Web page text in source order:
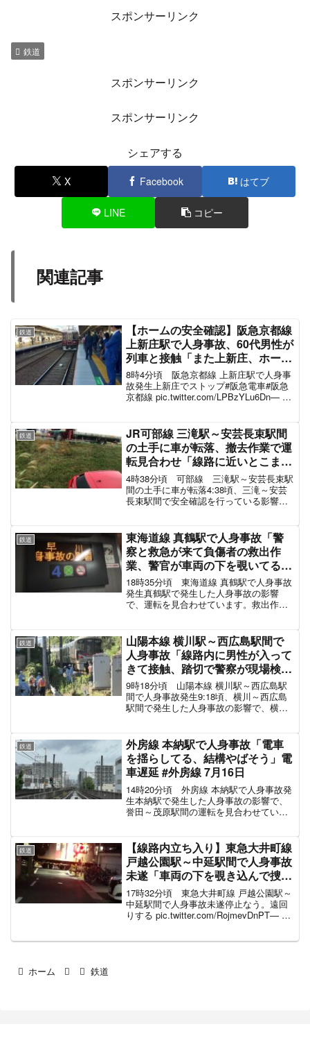
スポンサーリンク
鉄道
スポンサーリンク
スポンサーリンク
シェアする
X Facebook はてブ
LINE コピー
関連記事
鉄道
【ホームの安全確認】阪急京都線
上新庄駅で人身事故、60代男性が
列車と接触「また上新庄、ホーム
ドア早くつけろ」大阪メトロ堺筋
線や阪急千里線も巻き込まれ運転
見合わせ電車遅延 #阪急電車 11月
8時4分頃 阪急京都線 上新庄駅で人身事
故発生上新庄でストップ#阪急電車#阪急
京都線 pic.twitter.com/LPBzYLu6Dn— ゆ
鉄道
JR可部線 三滝駅～安芸長束駅間
の土手に車が転落、撤去作業で運
転見合わせ「線路に近いとこまで
落ちとる」電車遅延10月12日
4時38分頃 可部線 三滝駅～安芸長束駅
間の土手に車が転落4:38頃、三滝～安芸
長束駅間で安全確認を行っている影響
転見合わせ《9:03現在》4:38頃、安芸長
束～三滝...
鉄道
東海道線 真鶴駅で人身事故「警
察と救急が来て負傷者の救出作
業、警官が車両の下を覗いてる」
運転見合わせ電車遅延9月11日
18時35分頃 東海道線 真鶴駅で人身事故
発生真鶴駅で発生した人身事故の影響
で、運転を見合わせています。救出作業
人身事故、73分の運転見合わせ目撃情
報・付近の駅の...
鉄道
山陽本線 横川駅～西広島駅間で
人身事故「線路内に男性が入って
きて接触、踏切で警察が現場検証
してる」電車遅延10月15日
9時18分頃 山陽本線 横川駅～西広島駅
間で人身事故発生9:18頃、横川～西広島
駅間で発生した人身事故の影響で、横川
月10日 福山駅～備後赤坂駅で人身事
故、123...
鉄道
外房線 本納駅で人身事故「電車
を揺らしてる、結構やばそう」電
車遅延 #外房線 7月16日
14時20分頃 外房線 本納駅で人身事故発
生本納駅で発生した人身事故の影響で、
誉田～茂原駅間の運転を見合わせていま
見合わせ目撃情報・付近の駅の状況・再
開見込み...
鉄道
【線路内立ち入り】東急大井町線
戸越公園駅～中延駅間で人身事故
未遂「車両の下を覗き込んで捜索
してる、飛び込んだ人が接触を回
避して逃走した」電車遅延 #大井
町線 2月16日
17時32分頃 東急大井町線 戸越公園駅～
中延駅間で人身事故未遂停止なう。遠回
りする pic.twitter.com/RojmevDnPT— 理
ホーム 鉄道